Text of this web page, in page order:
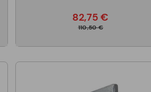
82,75 €
110,50 €